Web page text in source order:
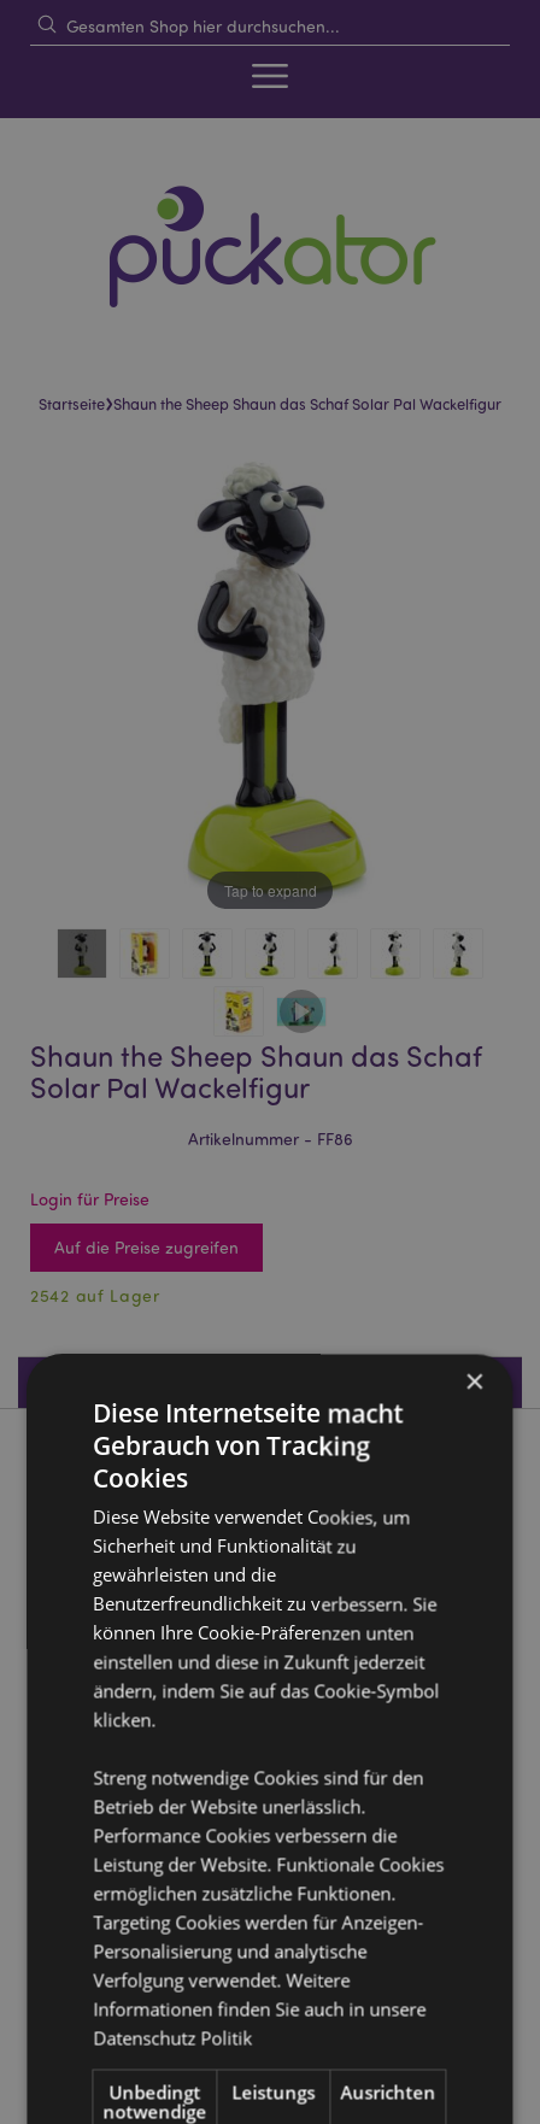
Startseite›Shaun the Sheep Shaun das Schaf Solar Pal Wackelfigur
Tap to expand
Shaun the Sheep Shaun das Schaf
Solar Pal Wackelfigur
Artikelnummer - FF86
Login für Preise
Auf die Preise zugreifen
2542 auf Lager
Produktbeschreibung
Shaun the Sheep Shaun das Schaf Solar Pal Wackelfigur
Material:Plastik
CE gekennzeichnetJa
Nicht geeignet für:0 - 3 Jahre
Sicherheitshinweis:Kein Spielzeug.
Lizenz-Informationen:Dieses Produkt ist vollständig
lizenziert und kann weltweit verkauft werden.
Produkttressourcen:
Möchten Sie mehr über den Einkauf bei Puckator
erfahren?Dann lesen Sie unserenLeitfaden für
Kundeninformationen.
Produktattribute
Höhe 13cm Breite 5cm Tiefe 6cm
5055071722431
120
0.069000
Keine
×
Diese Internetseite macht
Gebrauch von Tracking
Cookies
Diese Website verwendet Cookies, um
Sicherheit und Funktionalität zu
gewährleisten und die
Benutzerfreundlichkeit zu verbessern. Sie
können Ihre Cookie-Präferenzen unten
einstellen und diese in Zukunft jederzeit
ändern, indem Sie auf das Cookie-Symbol
klicken.
Streng notwendige Cookies sind für den
Betrieb der Website unerlässlich.
Performance Cookies verbessern die
Leistung der Website. Funktionale Cookies
ermöglichen zusätzliche Funktionen.
Targeting Cookies werden für Anzeigen-
Personalisierung und analytische
Verfolgung verwendet. Weitere
Informationen finden Sie auch in unsere
Datenschutz Politik
Unbedingt
notwendige
Leistungs Ausrichten